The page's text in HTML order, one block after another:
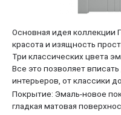
Основная идея коллекции
красота и изящность
Три классических цвета
Все это позволяет
интерьеров, от классики
Покрытие: Эмаль-новое
гладкая матовая